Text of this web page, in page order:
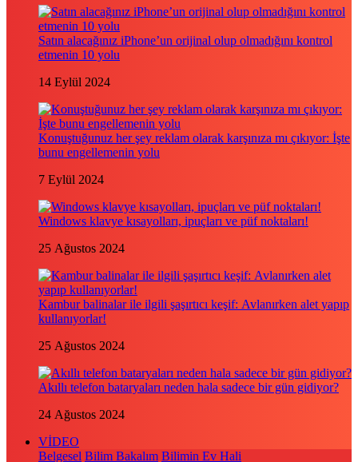
Satın alacağınız iPhone’un orijinal olup olmadığını kontrol
etmenin 10 yolu
14 Eylül 2024
Konuştuğunuz her şey reklam olarak karşınıza mı çıkıyor: İşte
bunu engellemenin yolu
7 Eylül 2024
Windows klavye kısayolları, ipuçları ve püf noktaları!
25 Ağustos 2024
Kambur balinalar ile ilgili şaşırtıcı keşif: Avlanırken alet yapıp
kullanıyorlar!
25 Ağustos 2024
Akıllı telefon bataryaları neden hala sadece bir gün gidiyor?
24 Ağustos 2024
VİDEO
Belgesel Bilim Bakalım Bilimin Ev Hali